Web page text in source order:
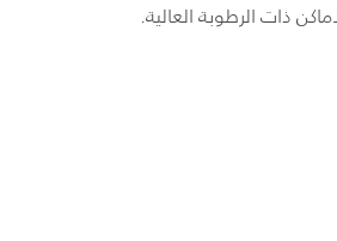
ذات الرطوبة العالية.